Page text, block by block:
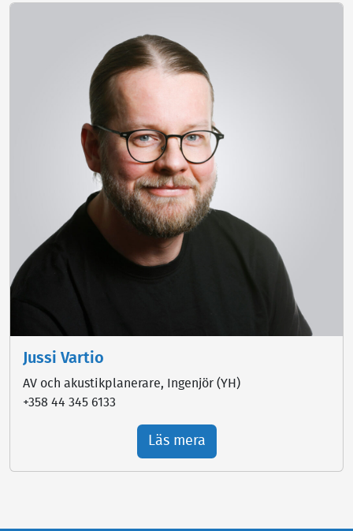
Jussi Vartio
AV och akustikplanerare, Ingenjör (YH)
+358 44 345 6133
Läs mera